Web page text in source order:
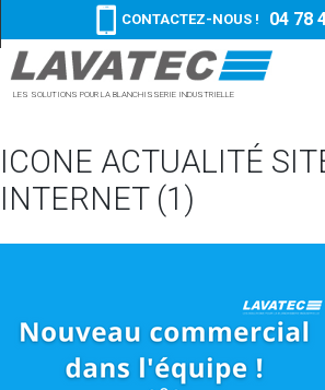
LES SOLUTIONS POUR LA BLANCHISSERIE INDUSTRIELLE
CONTACTEZ-NOUS ! 04 78
ICONE ACTUALITÉ
INTERNET (1)